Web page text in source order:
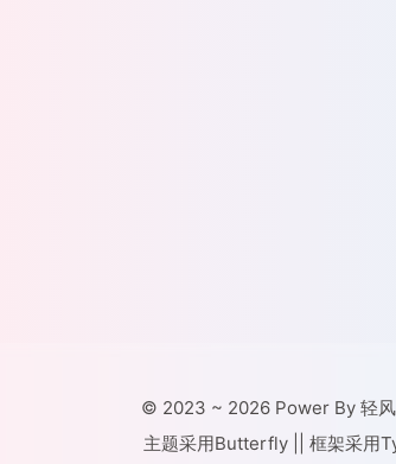
© 2023 ~ 2026 Power By 轻风
主题采用Butterfly || 框架采用